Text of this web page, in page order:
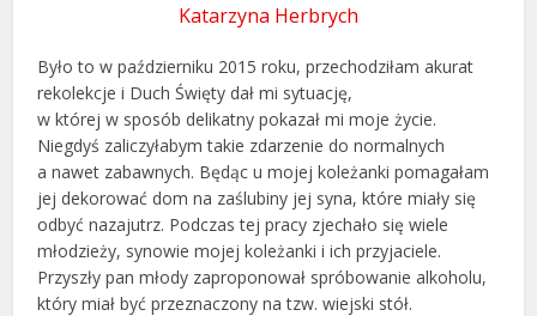
Katarzyna Herbrych
Było to w październiku 2015 roku, przechodziłam akurat
rekolekcje i Duch Święty dał mi sytuację,
w której w sposób delikatny pokazał mi moje życie.
Niegdyś zaliczyłabym takie zdarzenie do normalnych
a nawet zabawnych. Będąc u mojej koleżanki pomagałam
jej dekorować dom na zaślubiny jej syna, które miały się
odbyć nazajutrz. Podczas tej pracy zjechało się wiele
młodzieży, synowie mojej koleżanki i ich przyjaciele.
Przyszły pan młody zaproponował spróbowanie alkoholu,
który miał być przeznaczony na tzw. wiejski stół.